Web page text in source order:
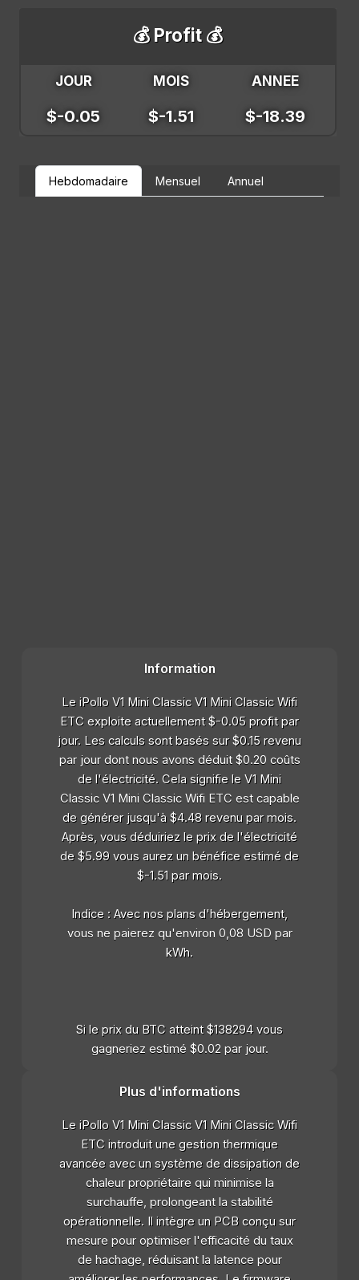
💰 Profit 💰
JOUR MOIS ANNEE
$-0.05 $-1.51 $-18.39
Hebdomadaire Mensuel Annuel
Information
Le iPollo V1 Mini Classic V1 Mini Classic Wifi
ETC exploite actuellement $-0.05 profit par
jour. Les calculs sont basés sur $0.15 revenu
par jour dont nous avons déduit $0.20 coûts
de l'électricité. Cela signifie le V1 Mini
Classic V1 Mini Classic Wifi ETC est capable
de générer jusqu'à $4.48 revenu par mois.
Après, vous déduiriez le prix de l'électricité
de $5.99 vous aurez un bénéfice estimé de
$-1.51 par mois.
Indice : Avec nos plans d'hébergement,
vous ne paierez qu'environ 0,08 USD par
kWh.
Si le prix du BTC atteint $138294 vous
gagneriez estimé $0.02 par jour.
Plus d'informations
Le iPollo V1 Mini Classic V1 Mini Classic Wifi
ETC introduit une gestion thermique
avancée avec un système de dissipation de
chaleur propriétaire qui minimise la
surchauffe, prolongeant la stabilité
opérationnelle. Il intègre un PCB conçu sur
mesure pour optimiser l'efficacité du taux
de hachage, réduisant la latence pour